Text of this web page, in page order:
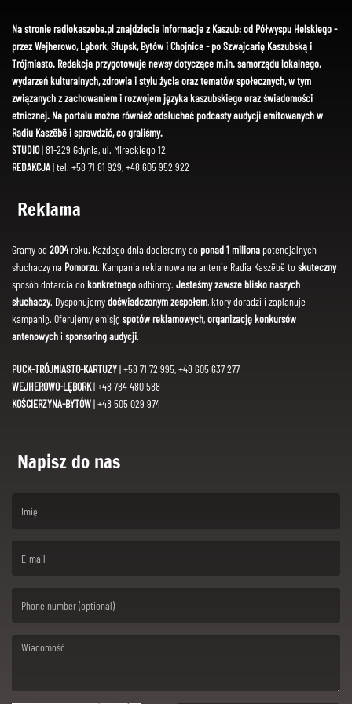
Na stronie radiokaszebe.pl znajdziecie informacje z Kaszub: od Półwyspu Helskiego -
przez Wejherowo, Lębork, Słupsk, Bytów i Chojnice - po Szwajcarię Kaszubską i
Trójmiasto. Redakcja przygotowuje newsy dotyczące m.in. samorządu lokalnego,
wydarzeń kulturalnych, zdrowia i stylu życia oraz tematów społecznych, w tym
związanych z zachowaniem i rozwojem języka kaszubskiego oraz świadomości
etnicznej. Na portalu można również odsłuchać podcasty audycji emitowanych w
Radiu Kaszëbë i sprawdzić, co graliśmy.
STUDIO| 81-229 Gdynia, ul. Mireckiego 12
REDAKCJA| tel. +58 71 81 929, +48 605 952 922
Reklama
Gramy od 2004roku. Każdego dnia docieramy do ponad 1 miliona potencjalnych
słuchaczy na Pomorzu. Kampania reklamowa na antenie Radia Kaszëbë toskuteczny
sposób dotarcia dokonkretnegoodbiorcy. Jesteśmy zawsze blisko naszych
słuchaczy. Dysponujemydoświadczonym zespołem, który doradzi i zaplanuje
kampanię. Oferujemy emisję spotów reklamowych,organizację konkursów
antenowychi sponsoring audycji.
PUCK-TRÓJMIASTO-KARTUZY| +58 71 72 995, +48 605 637 277
WEJHEROWO-LĘBORK| +48 784 480 588
KOŚCIERZYNA-BYTÓW| +48 505 029 974
Napisz do nas